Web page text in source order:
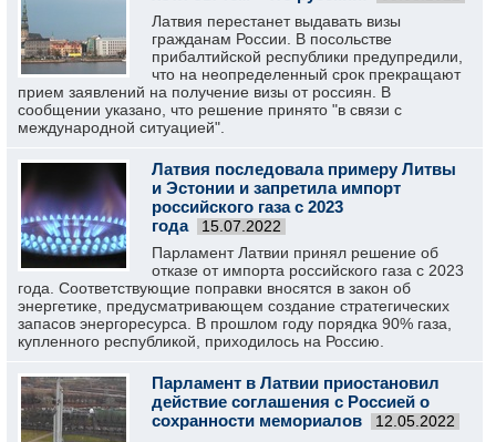
Латвия перестанет выдавать визы
гражданам России. В посольстве
прибалтийской республики предупредили,
что на неопределенный срок прекращают
прием заявлений на получение визы от россиян. В
сообщении указано, что решение принято "в связи с
международной ситуацией".
Латвия последовала примеру Литвы
и Эстонии и запретила импорт
российского газа с 2023
года
15.07.2022
Парламент Латвии принял решение об
отказе от импорта российского газа с 2023
года. Соответствующие поправки вносятся в закон об
энергетике, предусматривающем создание стратегических
запасов энергоресурса. В прошлом году порядка 90% газа,
купленного республикой, приходилось на Россию.
Парламент в Латвии приостановил
действие соглашения с Россией о
сохранности мемориалов
12.05.2022